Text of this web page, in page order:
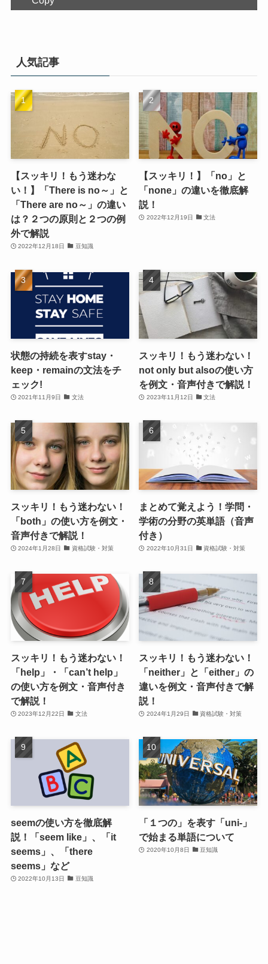
人気記事
【スッキリ！もう迷わな
い！】「There is no～」と
「There are no～」の違い
は？２つの原則と２つの例
外で解説
2022年12月18日 豆知識
【スッキリ！】「no」と
「none」の違いを徹底解
説！
2022年12月19日 文法
状態の持続を表すstay・
keep・remainの文法をチ
ェック!
2021年11月9日 文法
スッキリ！もう迷わない！
not only but alsoの使い方
を例文・音声付きで解説！
2023年11月12日 文法
スッキリ！もう迷わない！
「both」の使い方を例文・
音声付きで解説！
2024年1月28日 資格試験・対策
まとめて覚えよう！学問・
学術の分野の英単語（音声
付き）
2022年10月31日 資格試験・対策
スッキリ！もう迷わない！
「help」・「can’t help」
の使い方を例文・音声付き
で解説！
2023年12月22日 文法
スッキリ！もう迷わない！
「neither」と「either」の
違いを例文・音声付きで解
説！
2024年1月29日 資格試験・対策
seemの使い方を徹底解
説！「seem like」、「it
seems」、「there
seems」など
2022年10月13日 豆知識
「１つの」を表す「uni-」
で始まる単語について
2020年10月8日 豆知識